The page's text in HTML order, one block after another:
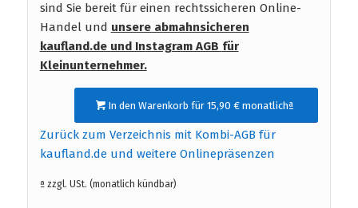
sind Sie bereit für einen rechtssicheren Online-
Handel und unsere abmahnsicheren
kaufland.de und Instagram AGB für
Kleinunternehmer.
In den Warenkorb für 15,90 € monatlichª
Zurück zum Verzeichnis mit Kombi-AGB für
kaufland.de und weitere Onlinepräsenzen
ª zzgl. USt. (monatlich kündbar)